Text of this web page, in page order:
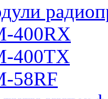
400RX
400TX
58RF